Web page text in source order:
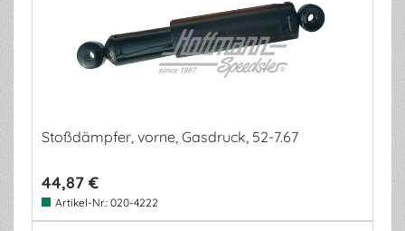
Stoßdämpfer, vorne, Gasdruck, 52-7.67
44,87 €
Artikel-Nr.: 020-4222